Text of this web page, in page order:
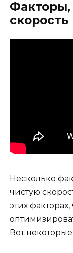
скорость
Несколько
чистую
этих
Вот